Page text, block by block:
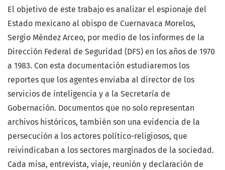
El objetivo de este trabajo es analizar el espionaje del
Estado mexicano al obispo de Cuernavaca Morelos,
Sergio Méndez Arceo, por medio de los informes de la
Dirección Federal de Seguridad (DFS) en los años de 1970
a 1983. Con esta documentación estudiaremos los
reportes que los agentes enviaba al director de los
servicios de inteligencia y a la Secretaría de
Gobernación. Documentos que no solo representan
archivos históricos, también son una evidencia de la
persecución a los actores político-religiosos, que
reivindicaban a los sectores marginados de la sociedad.
Cada misa, entrevista, viaje, reunión y declaración de